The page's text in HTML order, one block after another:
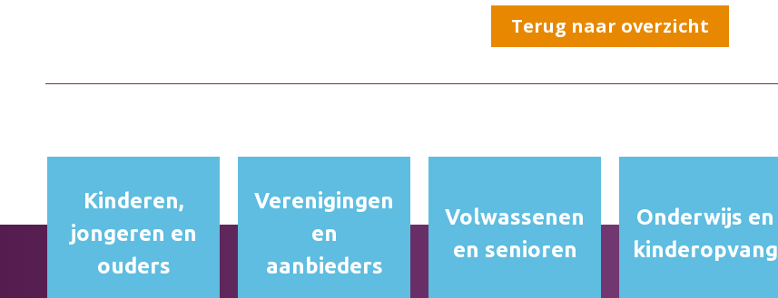
Terug naar overzicht
Kinderen,
jongeren en
ouders
Verenigingen
en
aanbieders
Volwassenen
en senioren
Onderwijs en
kinderopvang